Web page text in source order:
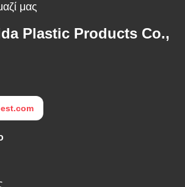
μας
Plastic Products Co.,